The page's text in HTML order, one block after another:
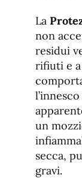
La
non
residui
rifiuti e a
un
secca,
gravi.